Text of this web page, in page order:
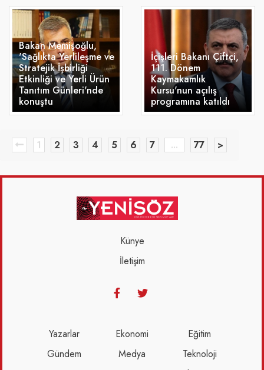
Bakan Memişoğlu,
'Sağlıkta Yerlileşme ve
Stratejik İşbirliği
Etkinliği ve Yerli Ürün
Tanıtım Günleri'nde
konuştu
İçişleri Bakanı Çiftçi,
111. Dönem
Kaymakamlık
Kursu'nun açılış
programına katıldı
1 2 3 4 5 6 7 ... 77 >
Künye
İletişim
Yazarlar
Gündem
Ekonomi
Medya
Eğitim
Teknoloji